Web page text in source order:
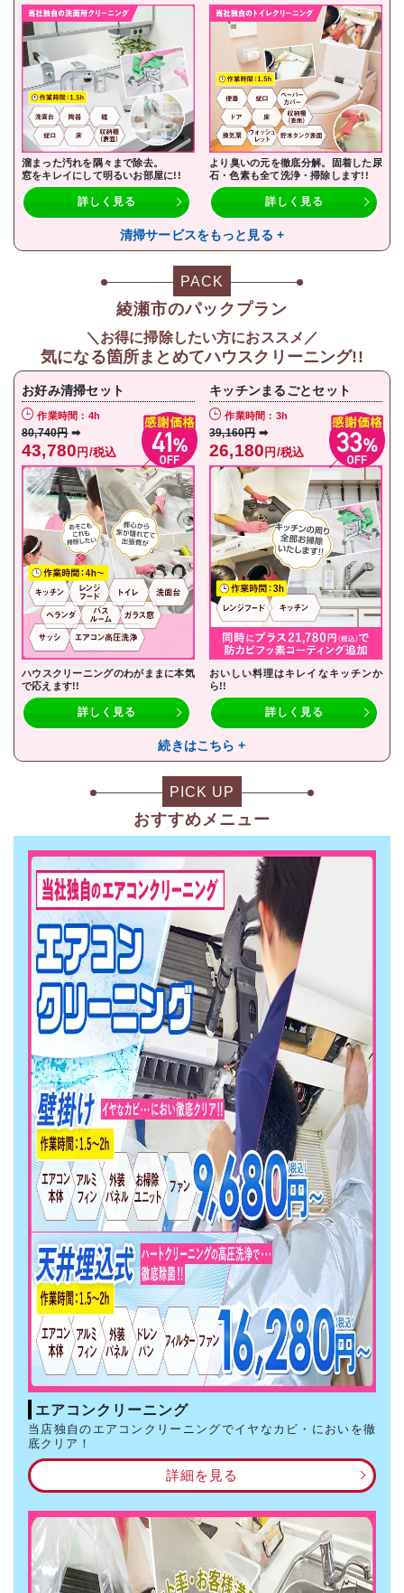
溜まった汚れを隅々まで除去。
窓をキレイにして明るいお部屋に!!
詳しく見る
より臭いの元を徹底分解。固着した尿
石・色素も全て洗浄・掃除します!!
詳しく見る
清掃サービスをもっと見る +
PACK
綾瀬市のパックプラン
＼お得に掃除したい方におススメ／
気になる箇所まとめてハウスクリーニング!!
お好み清掃セット
作業時間：4h
80,740円 ➡
43,780 円/税込
ハウスクリーニングのわがままに本気
で応えます!!
詳しく見る
キッチンまるごとセット
作業時間：3h
39,160円 ➡
26,180 円/税込
おいしい料理はキレイなキッチンか
ら!!
詳しく見る
続きはこちら +
PICK UP
おすすめメニュー
エアコンクリーニング
当店独自のエアコンクリーニングでイヤなカビ・においを徹
底クリア！
詳細を見る